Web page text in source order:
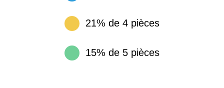
21% de 4 pièces
15% de 5 pièces